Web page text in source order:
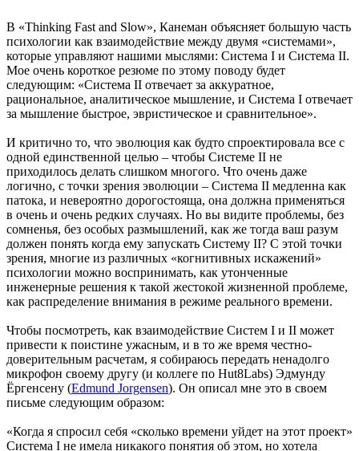
В «Thinking Fast and Slow», Канеман объясняет большую часть
психологии как взаимодействие между двумя «системами»,
которые управляют нашими мыслями: Система I и Система II.
Мое очень короткое резюме по этому поводу будет
следующим: «Система II отвечает за аккуратное,
рациональное, аналитическое мышление, и Система I отвечает
за мышление быстрое, эвристическое и сравнительное».
И критично то, что эволюция как будто спроектировала все с
одной единственной целью – чтобы Системе II не
приходилось делать слишком многого. Что очень даже
логично, с точки зрения эволюции – Система II медленна как
патока, и невероятно дорогостояща, она должна применяться
в очень и очень редких случаях. Но вы видите проблемы, без
сомненья, без особых размышлений, как же тогда ваш разум
должен понять когда ему запускать Систему II? С этой точки
зрения, многие из различных «когнитивных искажений»
психологии можно воспринимать, как утонченные
инженерные решения к такой жестокой жизненной проблеме,
как распределение внимания в режиме реального времени.
Чтобы посмотреть, как взаимодействие Систем I и II может
привести к поистине ужасным, и в то же время честно-
доверительным расчетам, я собираюсь передать ненадолго
микрофон своему другу (и коллеге по Hut8Labs) Эдмунду
Ёргенсену (Edmund Jorgensen). Он описал мне это в своем
письме следующим образом:
«Когда я спросил себя «сколько времени уйдет на этот проект»
Система I не имела никакого понятия об этом, но хотела